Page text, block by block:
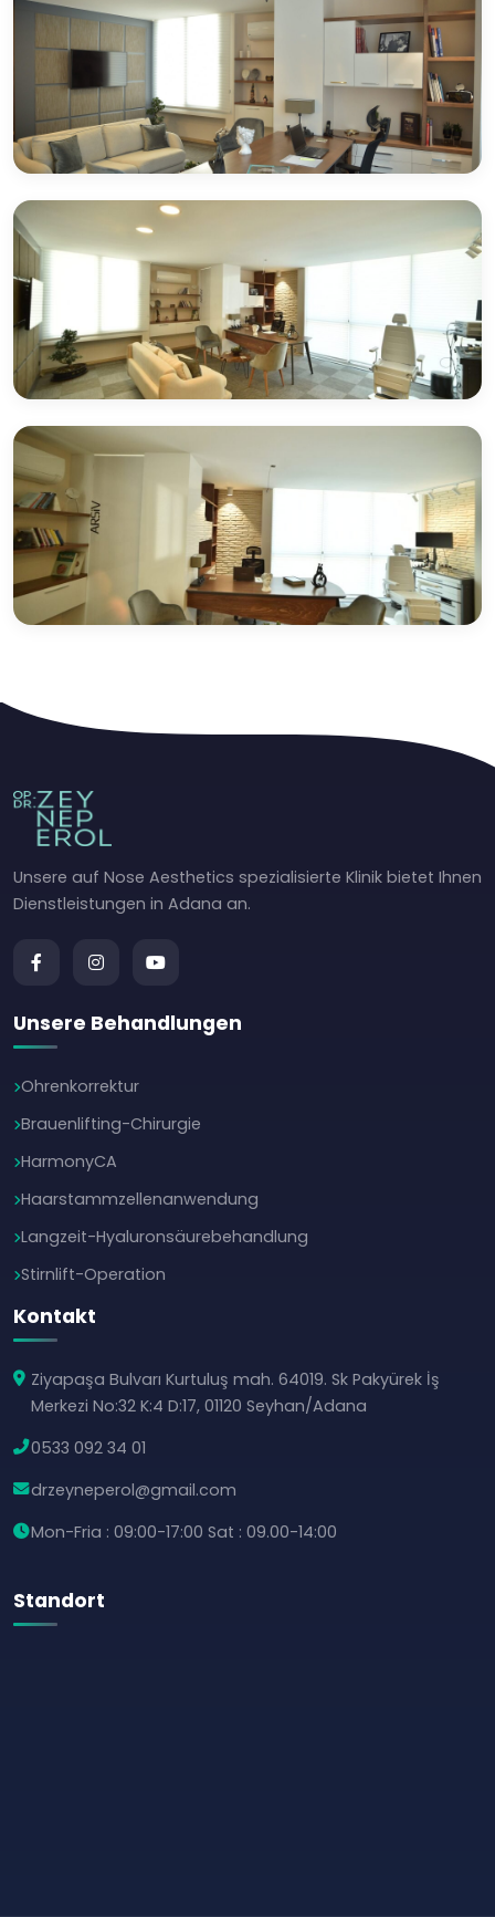
Unsere auf Nose Aesthetics spezialisierte Klinik bietet Ihnen
Dienstleistungen in Adana an.
Unsere Behandlungen
Ohrenkorrektur
Brauenlifting-Chirurgie
HarmonyCA
Haarstammzellenanwendung
Langzeit-Hyaluronsäurebehandlung
Stirnlift-Operation
Kontakt
Ziyapaşa Bulvarı Kurtuluş mah. 64019. Sk Pakyürek İş
Merkezi No:32 K:4 D:17, 01120 Seyhan/Adana
0533 092 34 01
drzeyneperol@gmail.com
Mon-Fria : 09:00-17:00 Sat : 09.00-14:00
Standort